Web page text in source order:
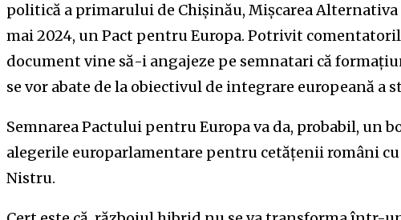
politică a primarului de Chișinău, Mișcarea Alternativa
mai 2024, un Pact pentru Europa. Potrivit
document vine să-i angajeze pe semnatari că
se vor abate de la obiectivul de integrare europeană a
Semnarea Pactului pentru Europa va da, probabil, un
alegerile europarlamentare pentru cetățenii români
Nistru.